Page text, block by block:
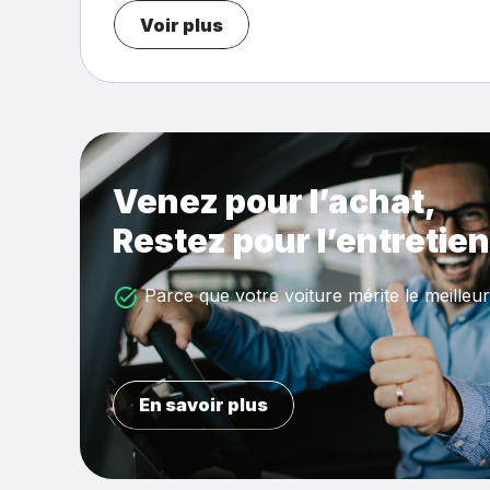
Voir plus
Venez pour l’achat,
Restez pour
Parce que votre voiture mérite le meilleur
En savoir plus